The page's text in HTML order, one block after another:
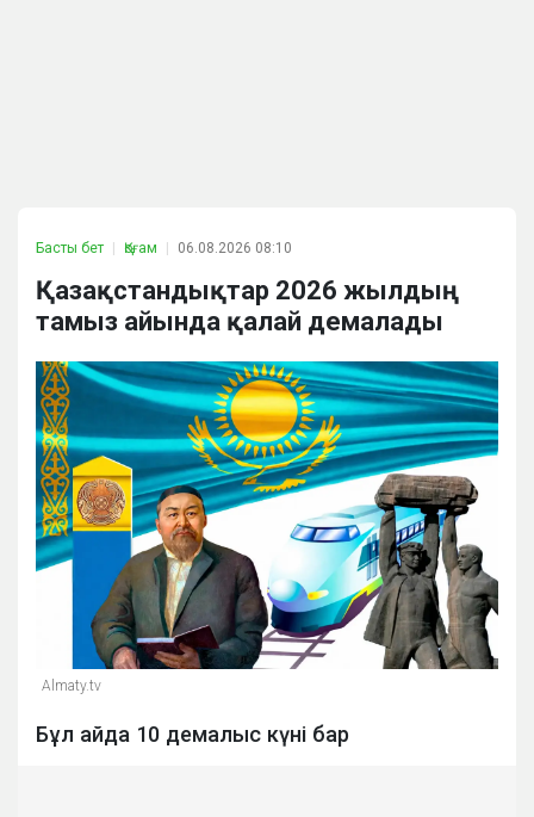
Басты бет Қоғам 06.08.2026 08:10
Қазақстандықтар 2026 жылдың
тамыз айында қалай демалады
Almaty.tv
Бұл айда 10 демалыс күні бар